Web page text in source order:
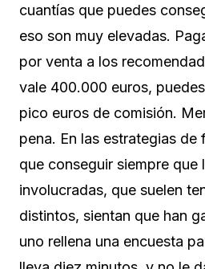
cuantías que puedes
eso son muy elevadas.
por venta a los
vale 400.000 euros,
pico euros de comisión.
pena. En las estrategias
que conseguir siempre que
involucradas, que suelen
distintos, sientan que han
uno rellena una encuesta